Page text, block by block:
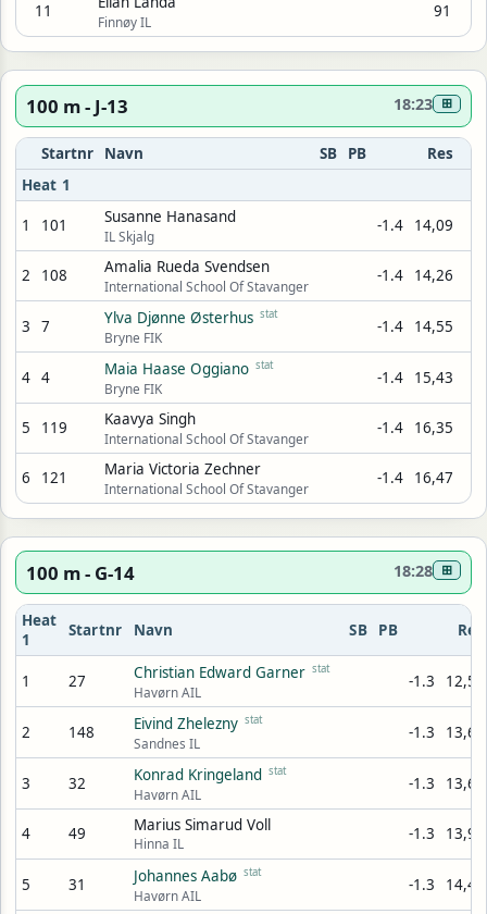
11
Finnøy IL
91
100 m - J-13 18:23 ⊞
Startnr Navn SB PB
Res
Heat 1
1 101 Susanne Hanasand
IL Skjalg
-1.4 14,09
2 108 Amalia Rueda Svendsen
International School Of Stavanger
-1.4 14,26
3 7 Ylva Djønne Østerhus stat
Bryne FIK
-1.4 14,55
4 4 Maia Haase Oggiano stat
Bryne FIK
-1.4 15,43
5 119 Kaavya Singh
International School Of Stavanger
-1.4 16,35
6 121 Maria Victoria Zechner
International School Of Stavanger
-1.4 16,47
100 m - G-14 18:28 ⊞
Heat
1
Startnr Navn SB PB Res
1 27 Christian Edward Garner stat
Havørn AIL
-1.3 12,55
2 148 Eivind Zhelezny stat
Sandnes IL
-1.3 13,60
3 32 Konrad Kringeland stat
Havørn AIL
-1.3 13,64
4 49 Marius Simarud Voll
Hinna IL
-1.3 13,91
5 31 Johannes Aabø stat
Havørn AIL
-1.3 14,48